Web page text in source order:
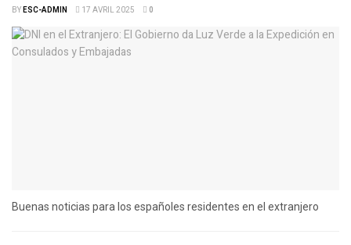
BYESC-ADMIN 17 AVRIL 2025 0
Buenas noticias para los españoles residentes en el extranjero